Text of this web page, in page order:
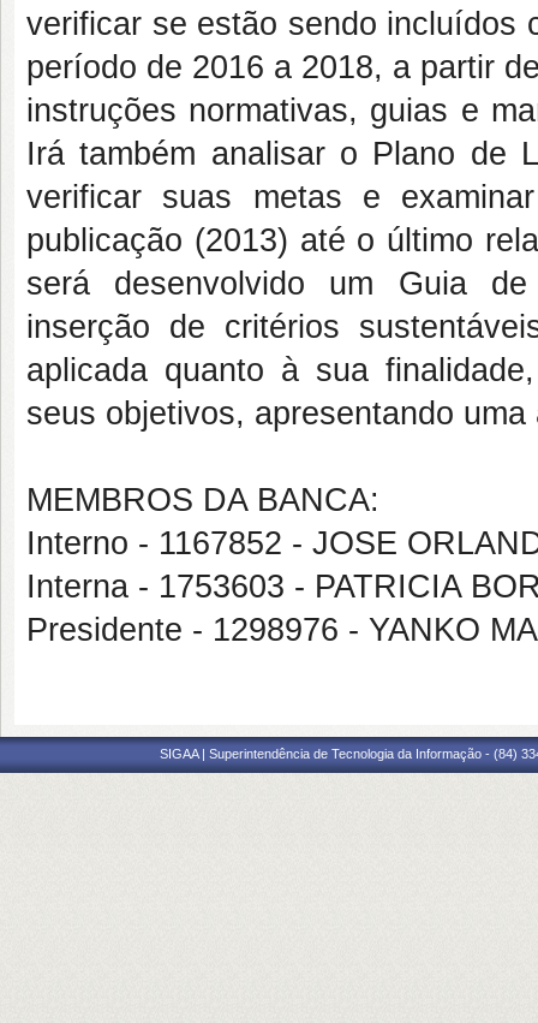
verificar se estão sendo incluídos
período de 2016 a 2018, a partir
instruções normativas, guias e
Irá também analisar o Plano de
verificar suas metas e
publicação (2013) até o último
será desenvolvido um Guia
inserção de critérios
aplicada quanto à sua
seus objetivos, apresentando
MEMBROS DA BANCA:
Interno - 1167852 - JOSE
Interna - 1753603 - PATRICIA
Presidente - 1298976 - YANKO
SIGAA | Superintendência de Tecnologia da Informação - (84)